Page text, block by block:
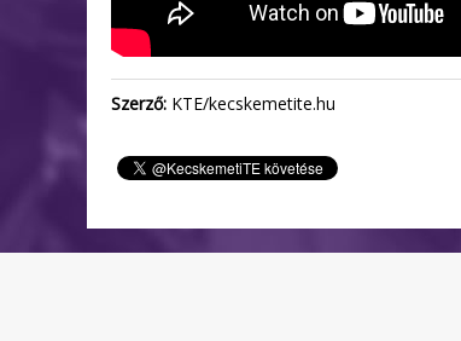
Szerző: KTE/kecskemetite.hu